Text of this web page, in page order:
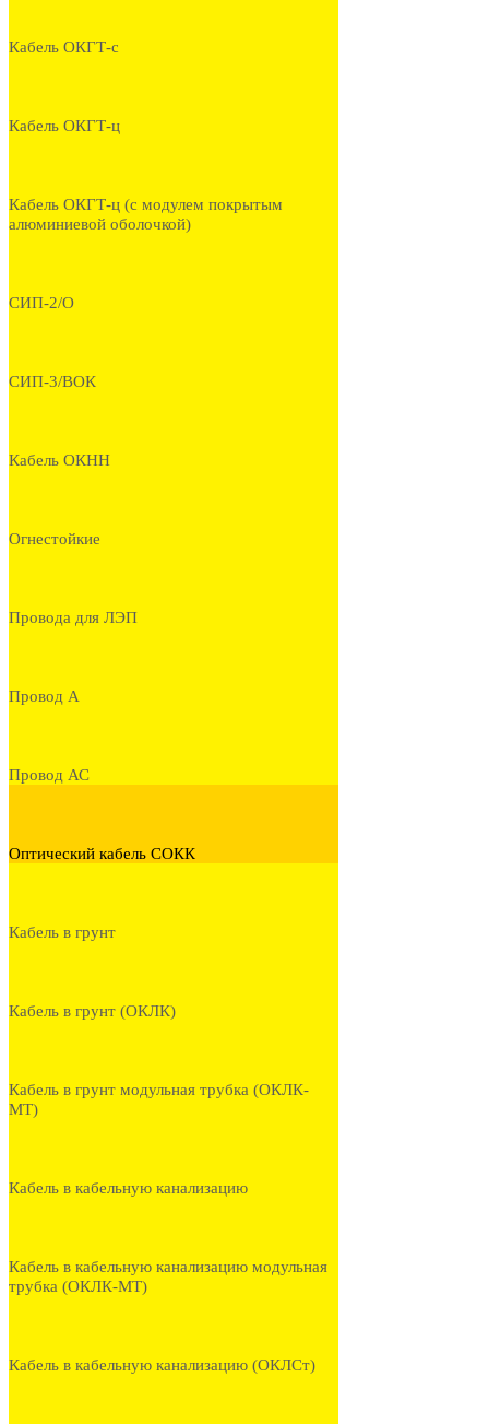
Кабель ОКГТ-с
Кабель ОКГТ-ц
Кабель ОКГТ-ц (с модулем покрытым
алюминиевой оболочкой)
СИП-2/О
СИП-3/ВОК
Кабель ОКНН
Огнестойкие
Провода для ЛЭП
Провод А
Провод АС
Оптический кабель СОКК
Кабель в грунт
Кабель в грунт (ОКЛК)
Кабель в грунт модульная трубка (ОКЛК-
МТ)
Кабель в кабельную канализацию
Кабель в кабельную канализацию модульная
трубка (ОКЛК-МТ)
Кабель в кабельную канализацию (ОКЛСт)